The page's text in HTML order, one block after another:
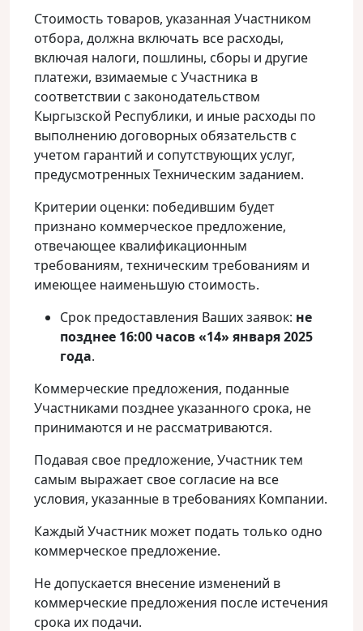
Стоимость товаров, указанная Участником
отбора, должна включать все расходы,
включая налоги, пошлины, сборы и другие
платежи, взимаемые с Участника в
соответствии с законодательством
Кыргызской Республики, и иные расходы по
выполнению договорных обязательств с
учетом гарантий и сопутствующих услуг,
предусмотренных Техническим заданием.
Критерии оценки: победившим будет
признано коммерческое предложение,
отвечающее квалификационным
требованиям, техническим требованиям и
имеющее наименьшую стоимость.
Срок предоставления Ваших заявок: не
позднее 16:00 часов«14» января 2025
года.
Коммерческие предложения, поданные
Участниками позднее указанного срока, не
принимаются и не рассматриваются.
Подавая свое предложение, Участник тем
самым выражает свое согласие на все
условия, указанные в требованиях Компании.
Каждый Участник может подать только одно
коммерческое предложение.
Не допускается внесение изменений в
коммерческие предложения после истечения
срока их подачи.